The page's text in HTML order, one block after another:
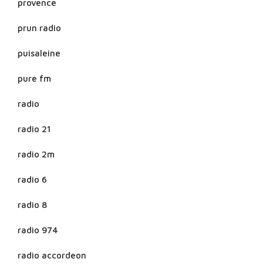
provence
prun radio
puisaleine
pure fm
radio
radio 21
radio 2m
radio 6
radio 8
radio 974
radio accordeon